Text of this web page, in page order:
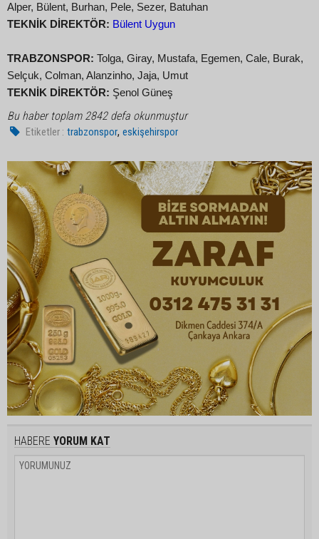
Alper, Bülent, Burhan, Pele, Sezer, Batuhan
TEKNİK DİREKTÖR: Bülent Uygun
TRABZONSPOR: Tolga, Giray, Mustafa, Egemen, Cale, Burak,
Selçuk, Colman, Alanzinho, Jaja, Umut
TEKNİK DİREKTÖR: Şenol Güneş
Bu haber toplam 2842 defa okunmuştur
Etiketler : trabzonspor,eskişehirspor
HABERE YORUM KAT